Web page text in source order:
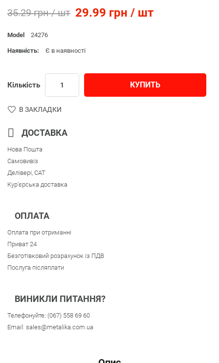
29.99 грн / шт
35.29 грн / шт
Model 24276
Наявність: Є в наявності
Кількість КУПИТЬ
В ЗАКЛАДКИ
ДОСТАВКА
Нова Пошта
Самовивіз
Делівері, CAT
Кур'єрська доставка
ОПЛАТА
Оплата при отриманні
Приват 24
Безготівковий розрахунок із ПДВ
Послуга післяплати
ВИНИКЛИ ПИТАННЯ?
Телефонуйте: (067) 558 69 60
Email: sales@metalika.com.ua